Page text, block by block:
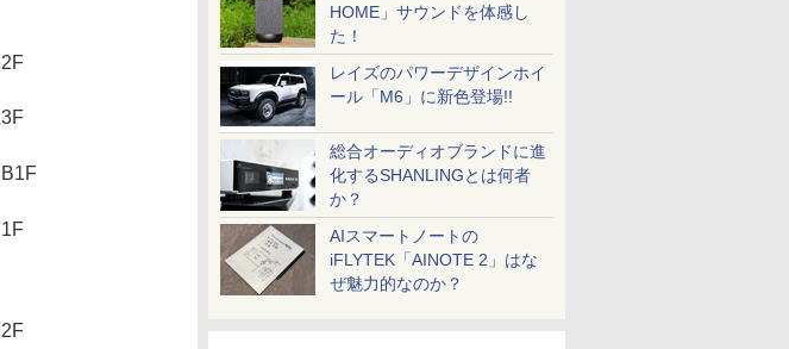
HOME」サウンドを体感し
た！
レイズのパワーデザインホイ
ール「M6」に新色登場!!
総合オーディオブランドに進
化するSHANLINGとは何者
か？
AIスマートノートの
iFLYTEK「AINOTE 2」はな
ぜ魅力的なのか？
2F
3F
B1F
1F
2F